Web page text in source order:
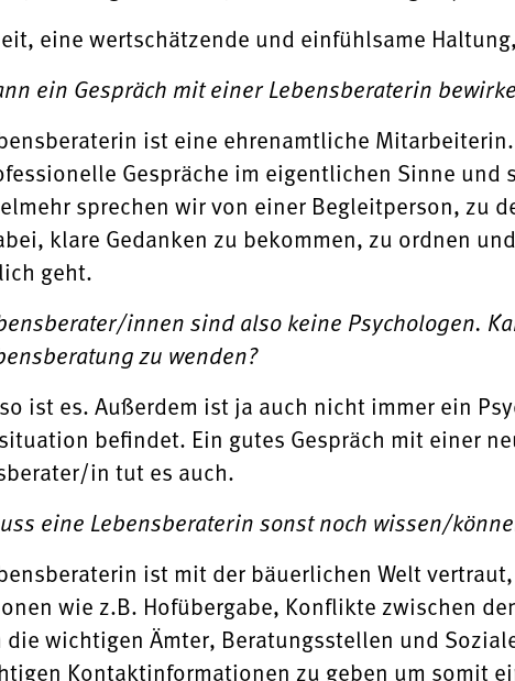
eine wertschätzende und einfühlsame
ein Gespräch mit einer Lebensberaterin
ist eine ehrenamtliche
Gespräche im eigentlichen Sinne
sprechen wir von einer Begleitperson, zu
klare Gedanken zu bekommen, zu ordnen
geht.
innen sind also keine Psychologen.
zu wenden?
ist es. Außerdem ist ja auch nicht immer ein
befindet. Ein gutes Gespräch mit einer
in tut es auch.
eine Lebensberaterin sonst noch wissen/
ist mit der bäuerlichen Welt
wie z.B. Hofübergabe, Konflikte zwischen
die wichtigen Ämter, Beratungsstellen und
Kontaktinformationen zu geben um somit